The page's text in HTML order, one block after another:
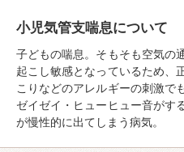
小児気管支喘息について
子どもの喘息。そもそも空気の
起こし敏感となっているため、
こりなどのアレルギーの刺激で
ゼイゼイ・ヒューヒュー音がす
が慢性的に出てしまう病気。